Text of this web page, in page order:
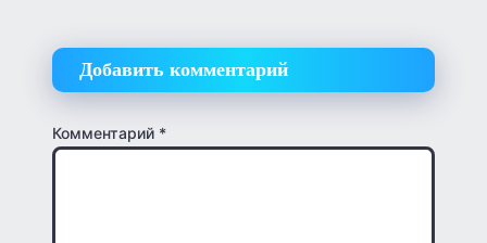
Добавить комментарий
Комментарий *